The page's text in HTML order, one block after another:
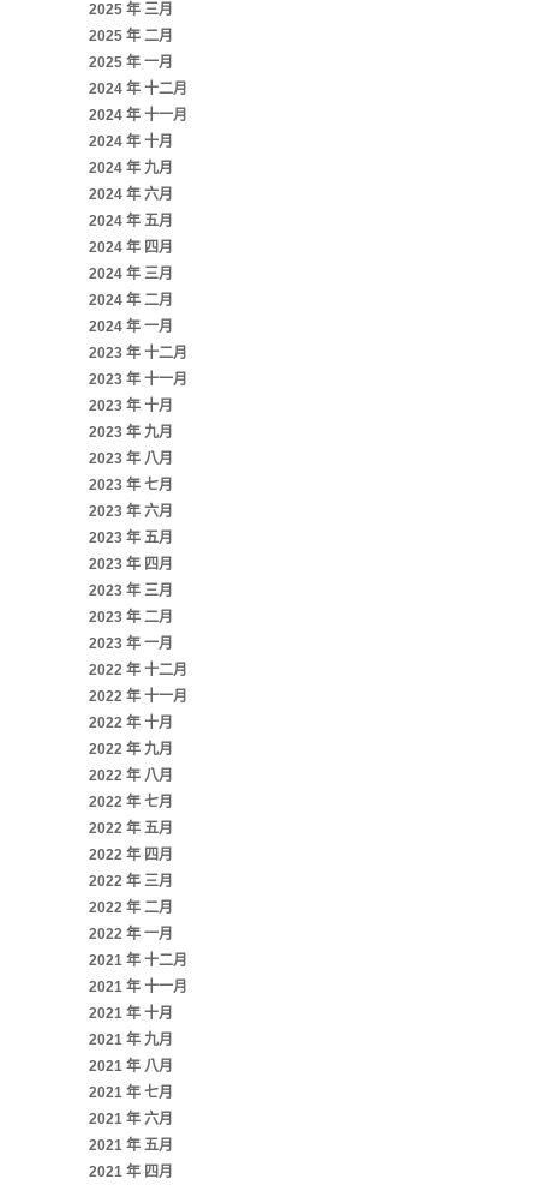
2025 年 三月
2025 年 二月
2025 年 一月
2024 年 十二月
2024 年 十一月
2024 年 十月
2024 年 九月
2024 年 六月
2024 年 五月
2024 年 四月
2024 年 三月
2024 年 二月
2024 年 一月
2023 年 十二月
2023 年 十一月
2023 年 十月
2023 年 九月
2023 年 八月
2023 年 七月
2023 年 六月
2023 年 五月
2023 年 四月
2023 年 三月
2023 年 二月
2023 年 一月
2022 年 十二月
2022 年 十一月
2022 年 十月
2022 年 九月
2022 年 八月
2022 年 七月
2022 年 五月
2022 年 四月
2022 年 三月
2022 年 二月
2022 年 一月
2021 年 十二月
2021 年 十一月
2021 年 十月
2021 年 九月
2021 年 八月
2021 年 七月
2021 年 六月
2021 年 五月
2021 年 四月